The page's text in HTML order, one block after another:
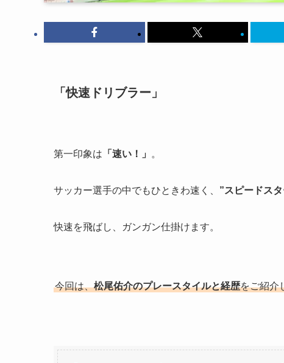
「快速ドリブラー」
第一印象は 「速い！」 。
サッカー選手の中でもひときわ速く、 ”スピードスタ
快速を飛ばし、ガンガン仕掛けます。
今回は、松尾佑介のプレースタイルと経歴をご紹介